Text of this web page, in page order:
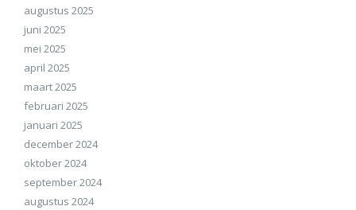
augustus 2025
juni 2025
mei 2025
april 2025
maart 2025
februari 2025
januari 2025
december 2024
oktober 2024
september 2024
augustus 2024